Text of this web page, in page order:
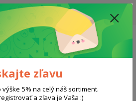
DODACIA LEHOTA NA MATRACE, ROŠTY A
10-15 PRACOVNÝCH DNÍ
hod.
zľavu
5% na celý náš sortiment.
a zľava je Vaša :)